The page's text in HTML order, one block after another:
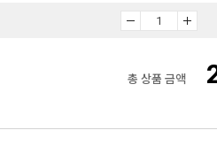
총 상품 금액